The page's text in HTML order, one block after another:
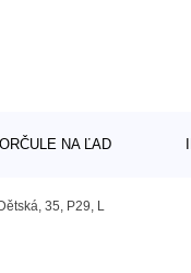
NA ĽAD
35, P29, L